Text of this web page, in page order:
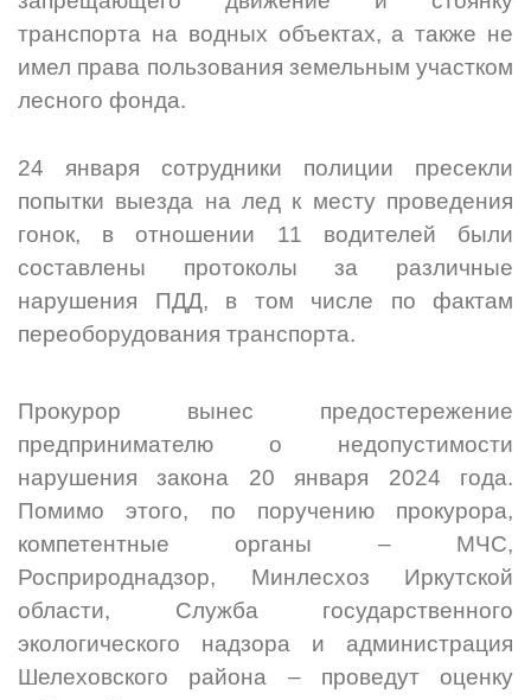
транспорта на водных объектах, а также не
имел права пользования земельным участком
лесного фонда.
24 января сотрудники полиции пресекли
попытки выезда на лед к месту проведения
гонок, в отношении 11 водителей были
составлены протоколы за различные
нарушения ПДД, в том числе по фактам
переоборудования транспорта.
Прокурор вынес предостережение
предпринимателю о недопустимости
нарушения закона 20 января 2024 года.
Помимо этого, по поручению прокурора,
компетентные органы – МЧС,
Росприроднадзор, Минлесхоз Иркутской
области, Служба государственного
экологического надзора и администрация
Шелеховского района – проведут оценку